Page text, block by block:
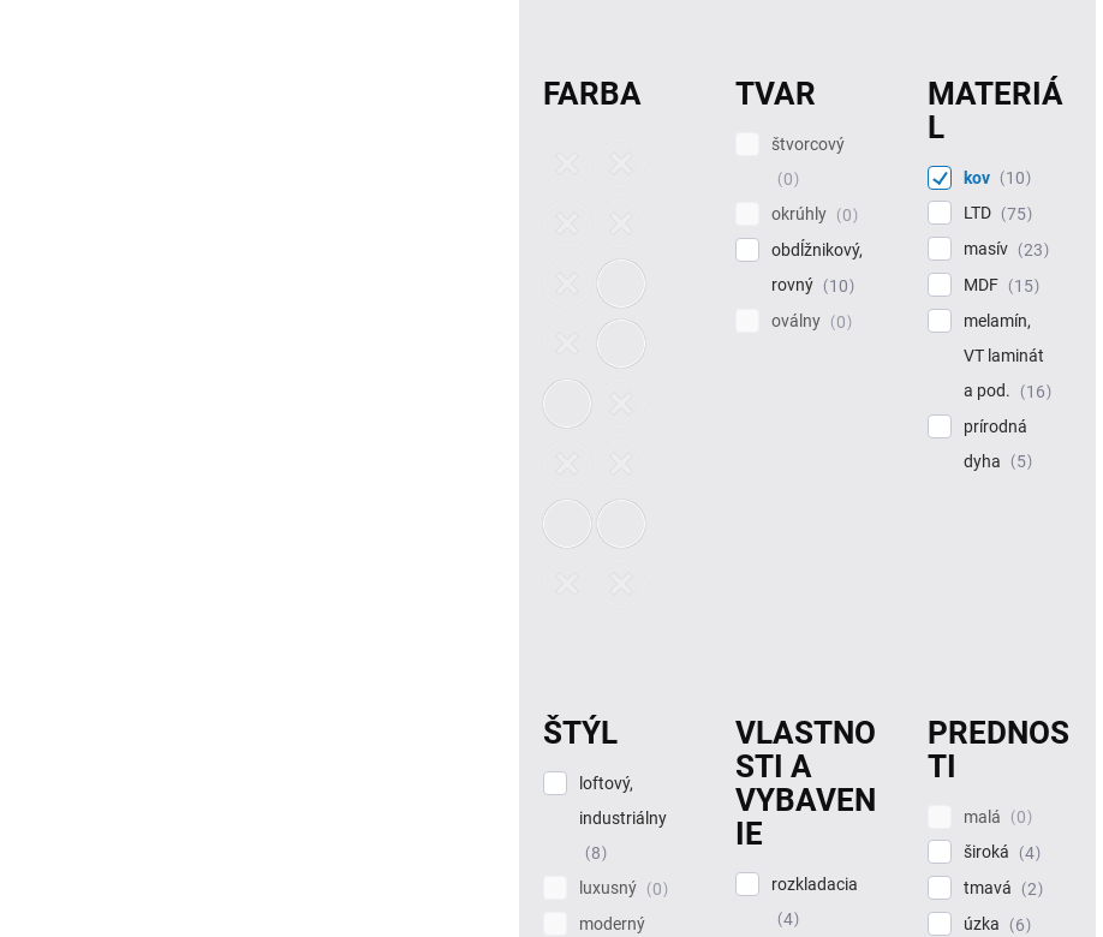
FARBA TVAR
štvorcový
0
okrúhly
0
obdĺžnikový,
rovný
10
oválny
0
MATERIÁ
L
kov
10
LTD
75
masív
23
MDF
15
melamín,
VT laminát
a pod.
16
prírodná
dyha
5
ŠTÝL
loftový,
industriálny
8
luxusný
0
moderný
VLASTNO
STI A
VYBAVEN
IE
rozkladacia
4
PREDNOS
TI
malá
0
široká
4
tmavá
2
úzka
6